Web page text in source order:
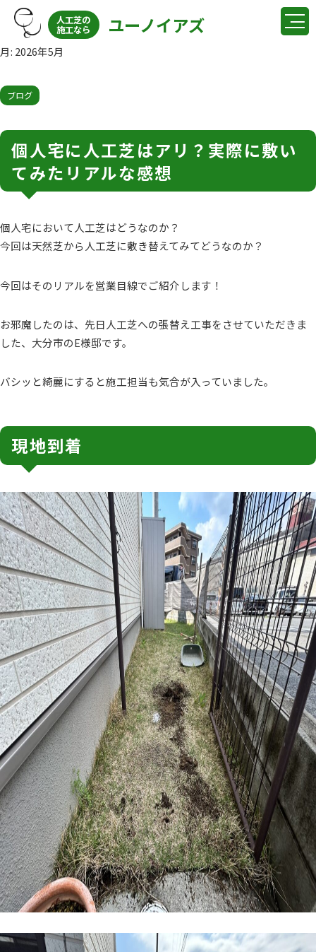
人工芝の
施工なら ユーノイアズ
月: 2026年5月
ブログ
個人宅に人工芝はアリ？実際に敷い
てみたリアルな感想
個人宅において人工芝はどうなのか？
今回は天然芝から人工芝に敷き替えてみてどうなのか？
今回はそのリアルを営業目線でご紹介します！
お邪魔したのは、先日人工芝への張替え工事をさせていただきま
した、大分市のE様邸です。
バシッと綺麗にすると施工担当も気合が入っていました。
現地到着